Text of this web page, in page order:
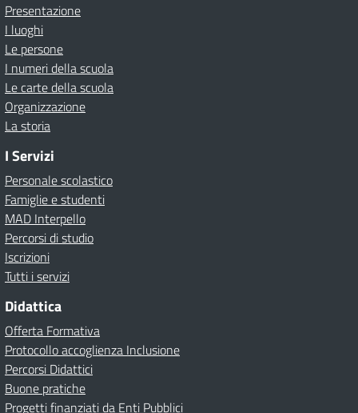
Presentazione
I luoghi
Le persone
I numeri della scuola
Le carte della scuola
Organizzazione
La storia
I Servizi
Personale scolastico
Famiglie e studenti
MAD Interpello
Percorsi di studio
Iscrizioni
Tutti i servizi
Didattica
Offerta Formativa
Protocollo accoglienza Inclusione
Percorsi Didattici
Buone pratiche
Progetti finanziati da Enti Pubblici